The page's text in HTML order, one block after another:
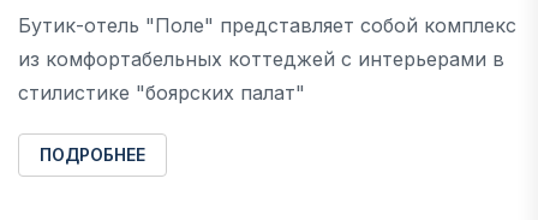
Бутик-отель "Поле" представляет собой комплекс
из комфортабельных коттеджей с интерьерами в
стилистике "боярских палат"
ПОДРОБНЕЕ